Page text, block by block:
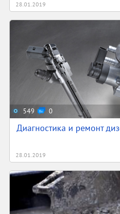
28.01.2019
549 0
Диагностика и ремонт
28.01.2019